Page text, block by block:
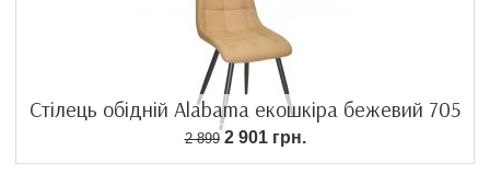
Стілець обідній Alabama екошкіра бежевий 705
2 8992 901 грн.